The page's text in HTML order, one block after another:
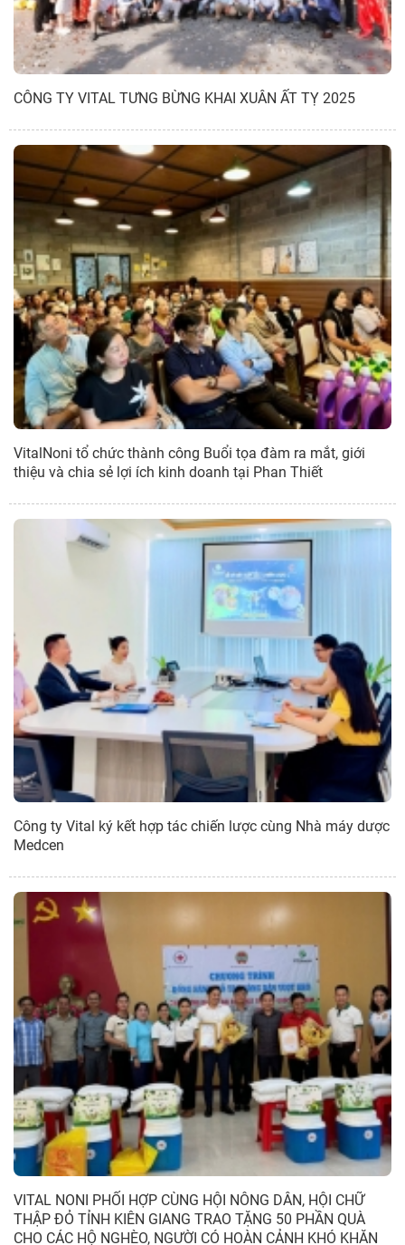
CÔNG TY VITAL TƯNG BỪNG KHAI XUÂN ẤT TỴ 2025
VitalNoni tổ chức thành công Buổi tọa đàm ra mắt, giới
thiệu và chia sẻ lợi ích kinh doanh tại Phan Thiết
Công ty Vital ký kết hợp tác chiến lược cùng Nhà máy dược
Medcen
VITAL NONI PHỐI HỢP CÙNG HỘI NÔNG DÂN, HỘI CHỮ
THẬP ĐỎ TỈNH KIÊN GIANG TRAO TẶNG 50 PHẦN QUÀ
CHO CÁC HỘ NGHÈO, NGƯỜI CÓ HOÀN CẢNH KHÓ KHĂN